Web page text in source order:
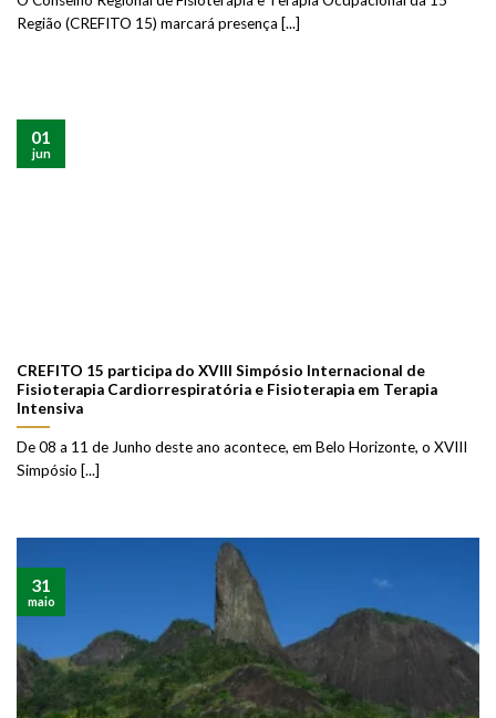
Região (CREFITO 15) marcará presença [...]
CREFITO 15 participa do XVIII Simpósio Internacional de
Fisioterapia Cardiorrespiratória e Fisioterapia em Terapia
Intensiva
De 08 a 11 de Junho deste ano acontece, em Belo Horizonte, o XVIII
Simpósio [...]
01
jun
31
maio